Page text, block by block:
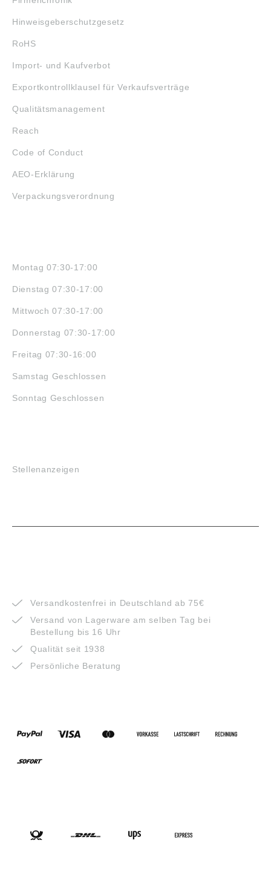
Hinweisgeberschutzgesetz
RoHS
Import- und Kaufverbot
Exportkontrollklausel für Verkaufsverträge
Qualitätsmanagement
Reach
Code of Conduct
AEO-Erklärung
Verpackungsverordnung
Montag 07:30-17:00
Dienstag 07:30-17:00
Mittwoch 07:30-17:00
Donnerstag 07:30-17:00
Freitag 07:30-16:00
Samstag Geschlossen
Sonntag Geschlossen
Stellenanzeigen
Versandkostenfrei in Deutschland ab 75€
Versand von Lagerware am selben Tag bei
Bestellung bis 16 Uhr
Qualität seit 1938
Persönliche Beratung